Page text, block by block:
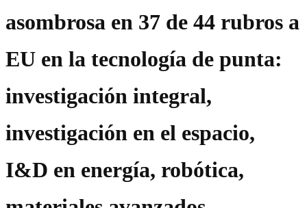
asombrosa en 37 de 44 rubros a
EU en la tecnología de punta:
investigación integral,
investigación en el espacio,
I&D en energía, robótica,